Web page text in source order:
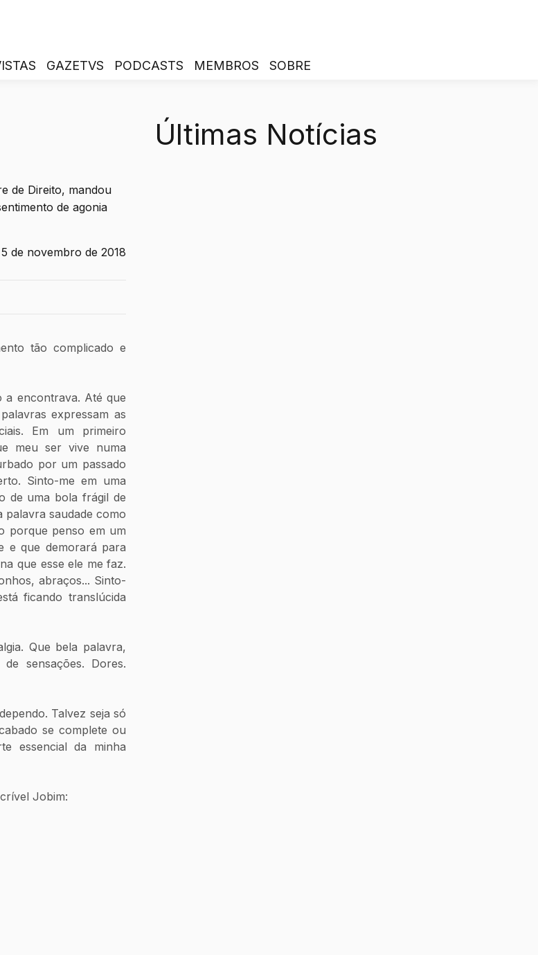
GAZETVS PODCASTS MEMBROS SOBRE
de Direito, mandou
de agonia
5 de novembro de 2018
tão complicado e
a encontrava. Até que
expressam as
Em um primeiro
meu ser vive numa
por um passado
Sinto-me em uma
de uma bola frágil de
saudade como
porque penso em um
e que demorará para
que esse ele me faz.
abraços... Sinto-
ficando translúcida
Que bela palavra,
sensações. Dores.
Talvez seja só
se complete ou
essencial da minha
Jobim:
Últimas Notícias